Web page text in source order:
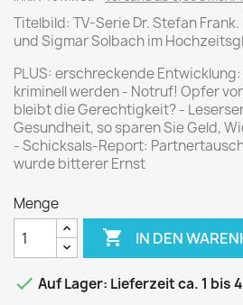
Titelbild: TV-Serie Dr. Stefan
und Sigmar Solbach im
PLUS: erschreckende
kriminell werden - Notruf! Opfer
bleibt die Gerechtigkeit? -
Gesundheit, so sparen Sie Geld,
- Schicksals-Report:
wurde bitterer Ernst
Menge
 IN DEN
 Auf Lager: Lieferzeit ca. 1 bis